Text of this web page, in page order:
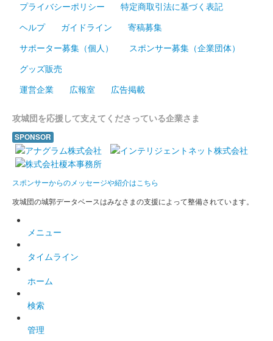
歴代六家紋（白）
販売終了
箕輪城 登城記念証
販売終了
箕輪城 登城記念証
武田家の箕輪城城代を務めた武田四天王の内藤昌秀の生誕五百年
箕輪城 登城記念証
武田家の箕輪城城代を務めた武田四天王の内藤昌秀の生誕五百年
を記念した限定版。
箕輪城 登城記念証
武田家の箕輪城城代を務めた武田四天王の内藤昌秀の生誕五百年
を記念した限定版。
プライバシーポリシー
特定商取引法に基づく表記
ヘルプ
ガイドライン
寄稿募集
サポーター募集（個人）
スポンサー募集（企業団体）
グッズ販売
運営企業
広報室 広告掲載
攻城団を応援して支えてくださっている企業さま
SPONSOR
スポンサーからのメッセージや紹介はこちら
攻城団の城郭データベースはみなさまの支援によって整備されています。
メニュー
タイムライン
ホーム
検索
管理